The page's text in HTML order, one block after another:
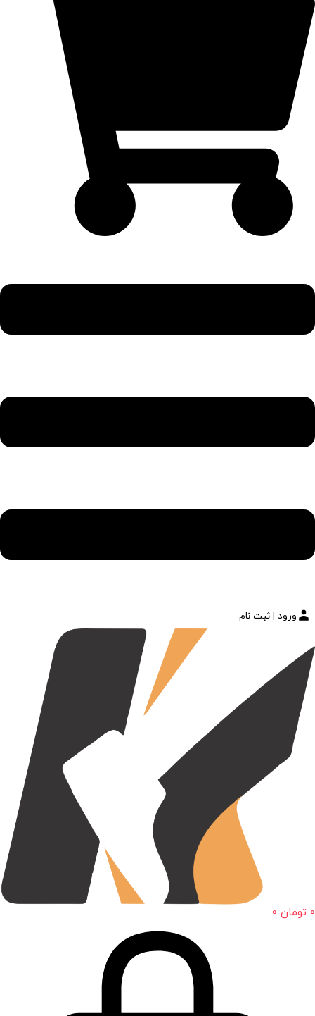
ورود | ثبت نام
0 تومان 0